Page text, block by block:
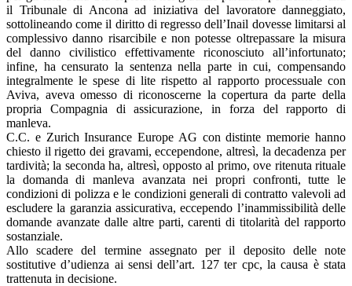
il Tribunale di Ancona ad iniziativa del lavoratore danneggiato,
sottolineando come il diritto di regresso dell’Inail dovesse limitarsi al
complessivo danno risarcibile e non potesse oltrepassare la misura
del danno civilistico effettivamente riconosciuto all’infortunato;
infine, ha censurato la sentenza nella parte in cui, compensando
integralmente le spese di lite rispetto al rapporto processuale con
Aviva, aveva omesso di riconoscerne la copertura da parte della
propria Compagnia di assicurazione, in forza del rapporto di
manleva.
C.C. e Zurich Insurance Europe AG con distinte memorie hanno
chiesto il rigetto dei gravami, eccependone, altresì, la decadenza per
tardività; la seconda ha, altresì, opposto al primo, ove ritenuta rituale
la domanda di manleva avanzata nei propri confronti, tutte le
condizioni di polizza e le condizioni generali di contratto valevoli ad
escludere la garanzia assicurativa, eccependo l’inammissibilità delle
domande avanzate dalle altre parti, carenti di titolarità del rapporto
sostanziale.
Allo scadere del termine assegnato per il deposito delle note
sostitutive d’udienza ai sensi dell’art. 127 ter cpc, la causa è stata
trattenuta in decisione.